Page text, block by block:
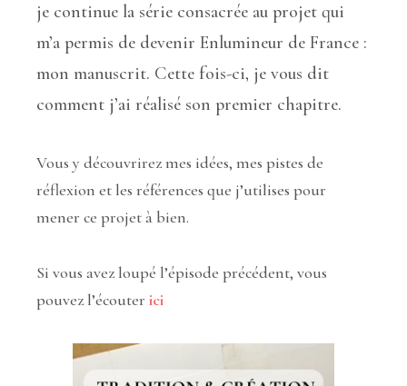
je continue la série consacrée au projet qui
m’a permis de devenir Enlumineur de France :
mon manuscrit. Cette fois-ci, je vous dit
comment j’ai réalisé son premier chapitre.
Vous y découvrirez mes idées, mes pistes de
réflexion et les références que j’utilises pour
mener ce projet à bien.
Si vous avez loupé l’épisode précédent, vous
pouvez l’écouter ici